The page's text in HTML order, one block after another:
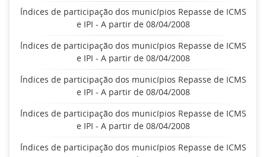
Índices de participação dos municípios Repasse de ICMS
e IPI - A partir de 08/04/2008
Índices de participação dos municípios Repasse de ICMS
e IPI - A partir de 08/04/2008
Índices de participação dos municípios Repasse de ICMS
e IPI - A partir de 08/04/2008
Índices de participação dos municípios Repasse de ICMS
e IPI - A partir de 08/04/2008
Índices de participação dos municípios Repasse de ICMS